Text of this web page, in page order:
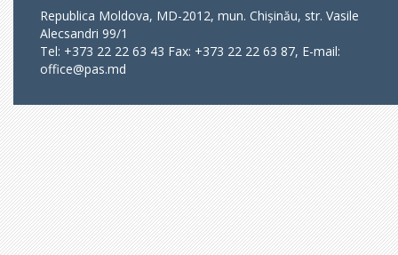
Republica Moldova, MD-2012, mun. Chișinău, str. Vasile
Alecsandri 99/1
Tel: +373 22 22 63 43 Fax: +373 22 22 63 87, E-mail:
office@pas.md